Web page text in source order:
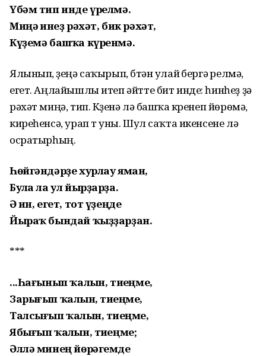
Үбәм тип инде үрелмә.
Миңә һинһеҙ рәхәт, бик рәхәт,
Күҙемә башҡа күренмә.
Ялынып, үҙеңә саҡырып, бүтән улай үбергә үрелмә,
егет. Аңлайышлы итеп әйтте бит инде: һинһеҙ ҙә
рәхәт миңә, тип. Күҙенә лә башҡа күренеп йөрөмә,
киреһенсә, урап үт уны. Шул саҡта икенсене лә
осратырһың.
Һөйгәндәрҙе хурлау яман,
Булһа ла ул йырҙарҙа.
Ә һин, егет, тот үҙеңде
Йыраҡ бындай ҡыҙҙарҙан.
***
...Һағынып ҡалһын, тиһеңме,
Зарығып ҡалһын, тиһеңме,
Талсығып ҡалһын, тиһеңме,
Ябығып ҡалһын, тиһеңме;
Әллә минең йөрәгемде